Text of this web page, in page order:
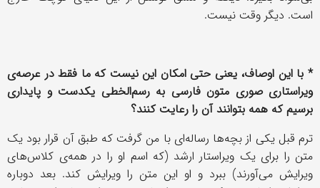
است. دیگر وقت نیست.
* با این اوصاف، یعنی حتی امکان این نیست که ما فقط در عرصه‌ی
ویراستاری صوری متون فارسی به رسم‌الخطی یکدست و پایداری
برسیم که همه بتوانند آن را رعایت کنند؟
ترم قبل یکی از بچه‌ها رساله‌ای با من گرفت که طبق آن قرار بود یک
متن را برای یک ویراستار ارشد (که اسم او را در همه‌ی کلاس‌های
ویرایش می‌آورند) ببرد و او این متن را ویرایش کند. بعد دوباره